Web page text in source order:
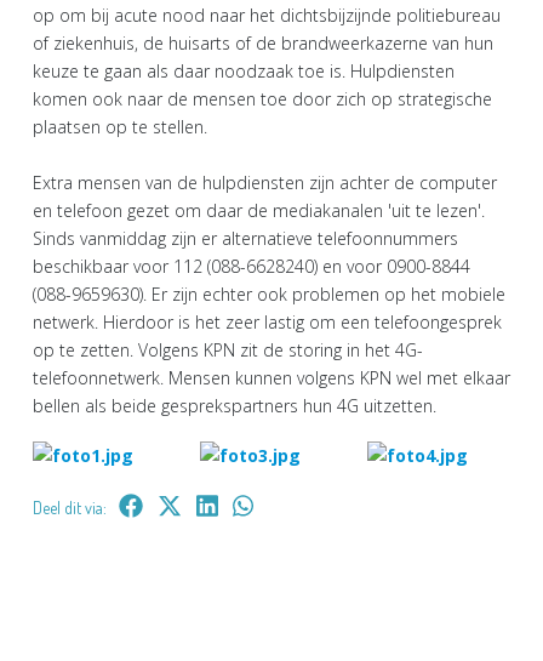
op om bij acute nood naar het dichtsbijzijnde politiebureau
of ziekenhuis, de huisarts of de brandweerkazerne van hun
keuze te gaan als daar noodzaak toe is. Hulpdiensten
komen ook naar de mensen toe door zich op strategische
plaatsen op te stellen.
Extra mensen van de hulpdiensten zijn achter de computer
en telefoon gezet om daar de mediakanalen 'uit te lezen'.
Sinds vanmiddag zijn er alternatieve telefoonnummers
beschikbaar voor 112 (088-6628240) en voor 0900-8844
(088-9659630). Er zijn echter ook problemen op het mobiele
netwerk. Hierdoor is het zeer lastig om een telefoongesprek
op te zetten. Volgens KPN zit de storing in het 4G-
telefoonnetwerk. Mensen kunnen volgens KPN wel met elkaar
bellen als beide gesprekspartners hun 4G uitzetten.
Deel dit via: